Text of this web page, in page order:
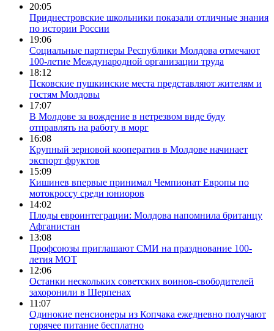
20:05
Приднестровские школьники показали отличные знания
по истории России
19:06
Социальные партнеры Республики Молдова отмечают
100-летие Международной организации труда
18:12
Псковские пушкинские места представляют жителям и
гостям Молдовы
17:07
В Молдове за вождение в нетрезвом виде буду
отправлять на работу в морг
16:08
Крупный зерновой кооператив в Молдове начинает
экспорт фруктов
15:09
Кишинев впервые принимал Чемпионат Европы по
мотокроссу среди юниоров
14:02
Плоды евроинтеграции: Молдова напомнила британцу
Афганистан
13:08
Профсоюзы приглашают СМИ на празднование 100-
летия МОТ
12:06
Останки нескольких советских воинов-свободителей
захоронили в Шерпенах
11:07
Одинокие пенсионеры из Копчака ежедневно получают
горячее питание бесплатно